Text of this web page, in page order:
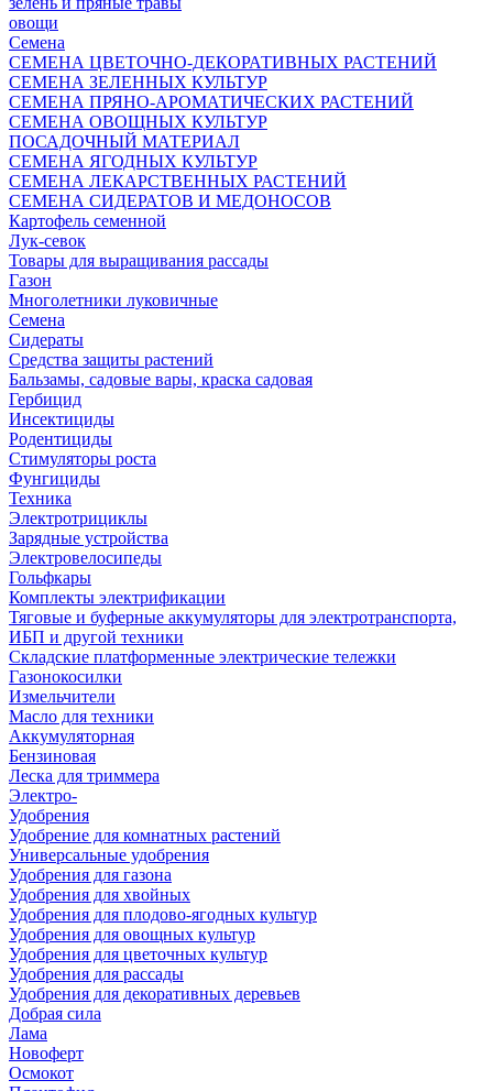
овощи
Семена
СЕМЕНА ЦВЕТОЧНО-ДЕКОРАТИВНЫХ РАСТЕНИЙ
СЕМЕНА ЗЕЛЕННЫХ КУЛЬТУР
СЕМЕНА ПРЯНО-АРОМАТИЧЕСКИХ РАСТЕНИЙ
СЕМЕНА ОВОЩНЫХ КУЛЬТУР
ПОСАДОЧНЫЙ МАТЕРИАЛ
СЕМЕНА ЯГОДНЫХ КУЛЬТУР
СЕМЕНА ЛЕКАРСТВЕННЫХ РАСТЕНИЙ
СЕМЕНА СИДЕРАТОВ И МЕДОНОСОВ
Картофель семенной
Лук-севок
Товары для выращивания рассады
Газон
Многолетники луковичные
Семена
Сидераты
Средства защиты растений
Бальзамы, садовые вары, краска садовая
Гербицид
Инсектициды
Родентициды
Стимуляторы роста
Фунгициды
Техника
Электротрициклы
Зарядные устройства
Электровелосипеды
Гольфкары
Комплекты электрификации
Тяговые и буферные аккумуляторы для электротранспорта,
ИБП и другой техники
Складские платформенные электрические тележки
Газонокосилки
Измельчители
Масло для техники
Аккумуляторная
Бензиновая
Леска для триммера
Электро-
Удобрения
Удобрение для комнатных растений
Универсальные удобрения
Удобрения для газона
Удобрения для хвойных
Удобрения для плодово-ягодных культур
Удобрения для овощных культур
Удобрения для цветочных культур
Удобрения для рассады
Удобрения для декоративных деревьев
Добрая сила
Лама
Новоферт
Осмокот